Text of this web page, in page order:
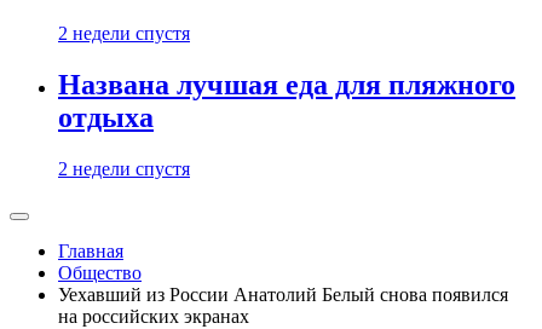
2 недели спустя
Названа лучшая еда для пляжного
отдыха
2 недели спустя
Главная
Общество
Уехавший из России Анатолий Белый снова появился
на российских экранах